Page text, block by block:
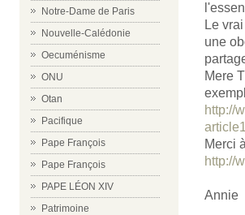
Notre-Dame de Paris
Nouvelle-Calédonie
Oecuménisme
ONU
Otan
Pacifique
Pape François
Pape François
PAPE LÉON XIV
Patrimoine
Le
une
Mere
http://
Merci
http://
Annie